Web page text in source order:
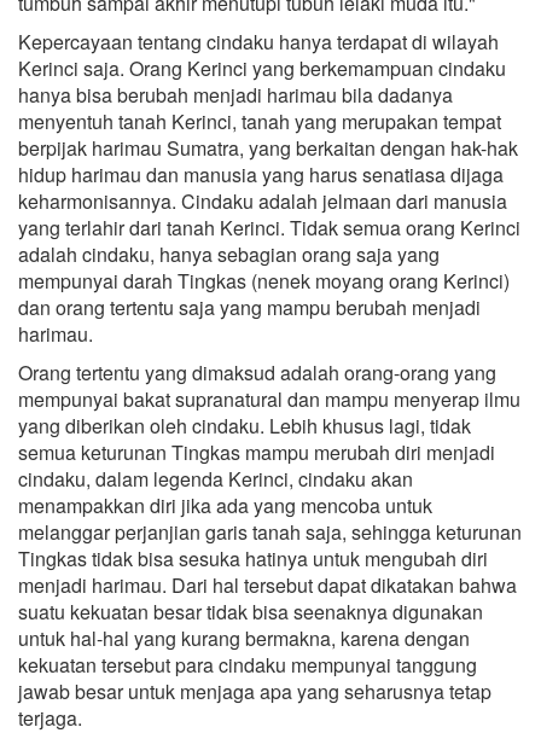
Kepercayaan tentang cindaku hanya terdapat di wilayah
Kerinci saja. Orang Kerinci yang berkemampuan cindaku
hanya bisa berubah menjadi harimau bila dadanya
menyentuh tanah Kerinci, tanah yang merupakan tempat
berpijak harimau Sumatra, yang berkaitan dengan hak-hak
hidup harimau dan manusia yang harus senatiasa dijaga
keharmonisannya. Cindaku adalah jelmaan dari manusia
yang terlahir dari tanah Kerinci. Tidak semua orang Kerinci
adalah cindaku, hanya sebagian orang saja yang
mempunyai darah Tingkas (nenek moyang orang Kerinci)
dan orang tertentu saja yang mampu berubah menjadi
harimau.
Orang tertentu yang dimaksud adalah orang-orang yang
mempunyai bakat supranatural dan mampu menyerap ilmu
yang diberikan oleh cindaku. Lebih khusus lagi, tidak
semua keturunan Tingkas mampu merubah diri menjadi
cindaku, dalam legenda Kerinci, cindaku akan
menampakkan diri jika ada yang mencoba untuk
melanggar perjanjian garis tanah saja, sehingga keturunan
Tingkas tidak bisa sesuka hatinya untuk mengubah diri
menjadi harimau. Dari hal tersebut dapat dikatakan bahwa
suatu kekuatan besar tidak bisa seenaknya digunakan
untuk hal-hal yang kurang bermakna, karena dengan
kekuatan tersebut para cindaku mempunyai tanggung
jawab besar untuk menjaga apa yang seharusnya tetap
terjaga.